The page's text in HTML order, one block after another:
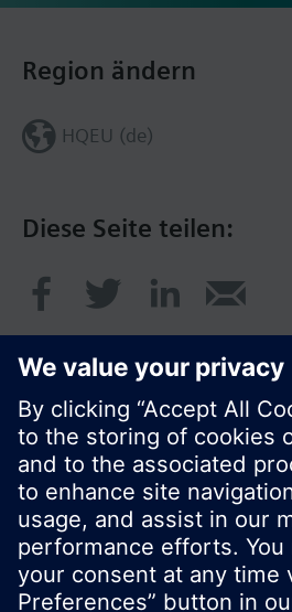
Diese Seite teilen:
Region ändern
HQEU (de)
© Siemens Schweiz AG 2017
Produktangebot und Preise
variieren.